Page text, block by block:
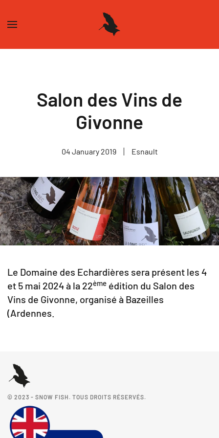
Salon des Vins de
Givonne
04 January 2019 Esnault
Le Domaine des Echardières sera présent les 4
et 5 mai 2024 à la 22ème édition du Salon des
Vins de Givonne, organisé à Bazeilles
(Ardennes.
© 2023 - SNOW FISH. TOUS DROITS RÉSERVÉS.